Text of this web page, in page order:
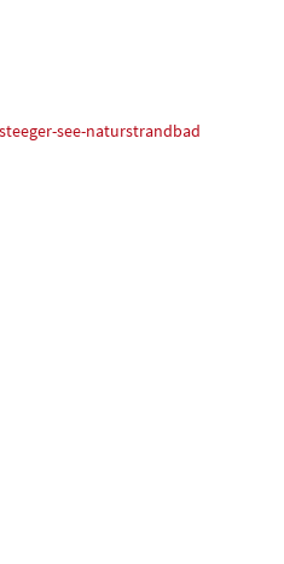
see-naturstrandbad